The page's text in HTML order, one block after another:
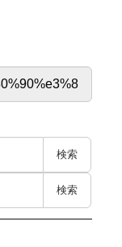
検索
検索